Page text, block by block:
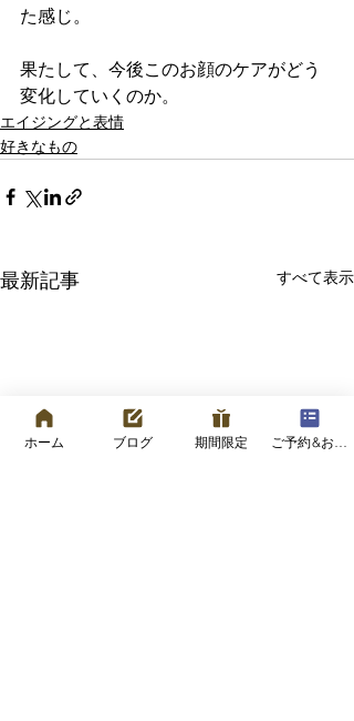
た感じ。
果たして、今後このお顔のケアがどう
変化していくのか。
エイジングと表情
好きなもの
最新記事 すべて表示
ホーム ブログ 期間限定